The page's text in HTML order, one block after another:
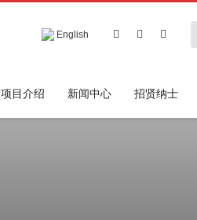
English
项目介绍 新闻中心 招贤纳士